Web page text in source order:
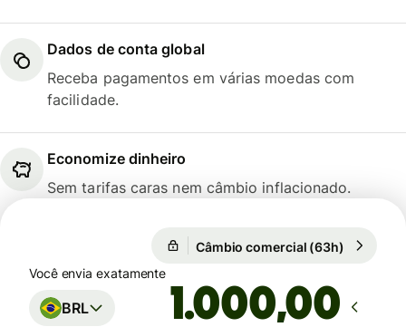
Dados de conta global
Receba pagamentos em várias moedas com
facilidade.
Economize dinheiro
Sem tarifas caras nem câmbio inflacionado.
Câmbio comercial (63h)
Você envia exatamente
BRL ,00